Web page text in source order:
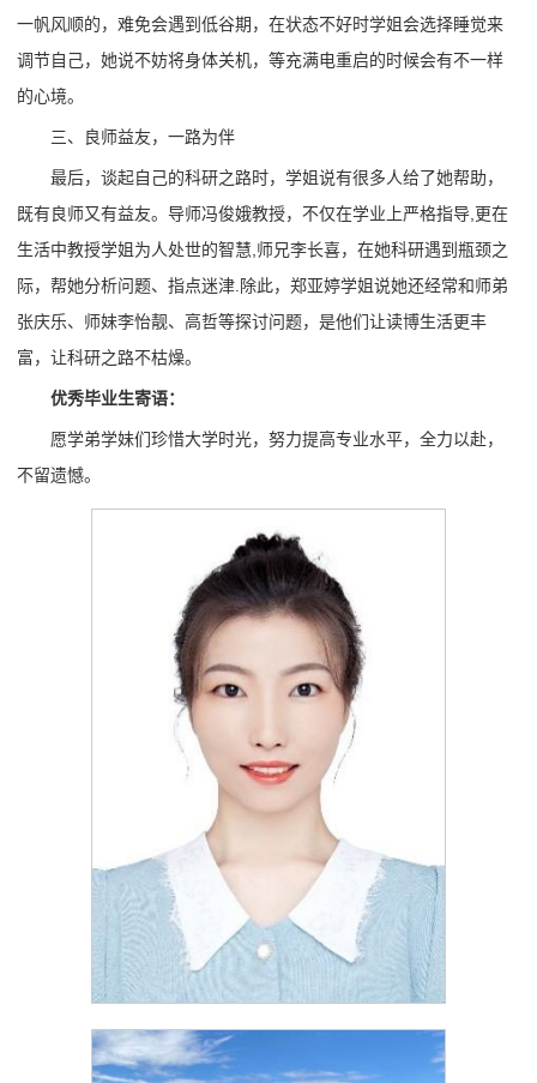
一帆风顺的，难免会遇到低谷期，在状态不好时学姐会选择睡觉来
调节自己，她说不妨将身体关机，等充满电重启的时候会有不一样
的心境。
三、良师益友，一路为伴
最后，谈起自己的科研之路时，学姐说有很多人给了她帮助，
既有良师又有益友。导师冯俊娥教授，不仅在学业上严格指导,更在
生活中教授学姐为人处世的智慧,师兄李长喜，在她科研遇到瓶颈之
际，帮她分析问题、指点迷津.除此，郑亚婷学姐说她还经常和师弟
张庆乐、师妹李怡靓、高哲等探讨问题，是他们让读博生活更丰
富，让科研之路不枯燥。
优秀毕业生寄语：
愿学弟学妹们珍惜大学时光，努力提高专业水平，全力以赴，
不留遗憾。